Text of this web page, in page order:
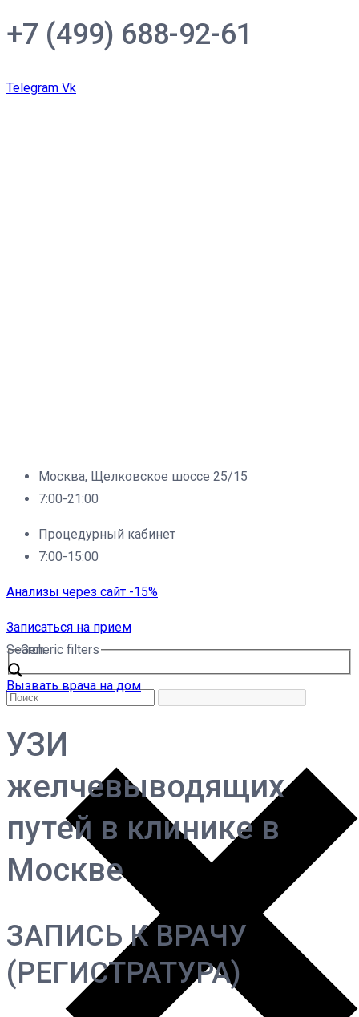
+7 (499) 688-92-61
Telegram Vk
Москва, Щелковское шоссе 25/15
7:00-21:00
Процедурный кабинет
7:00-15:00
Анализы через сайт -15%
Записаться на прием
Search
Generic filters
Вызвать врача на дом
УЗИ
желчевыводящих
путей в клинике в
Москве
ЗАПИСЬ К ВРАЧУ
(РЕГИСТРАТУРА)